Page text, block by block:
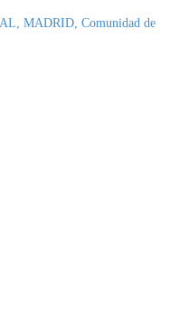
MADRID, Comunidad de